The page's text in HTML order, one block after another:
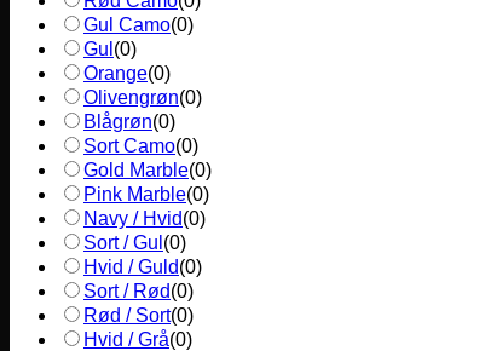
Gul Camo(0)
Gul (0)
Orange(0)
Olivengrøn(0)
Blågrøn(0)
Sort Camo(0)
Gold Marble(0)
Pink Marble(0)
Navy / Hvid(0)
Sort / Gul (0)
Hvid / Guld(0)
Sort / Rød(0)
Rød / Sort(0)
Hvid / Grå(0)